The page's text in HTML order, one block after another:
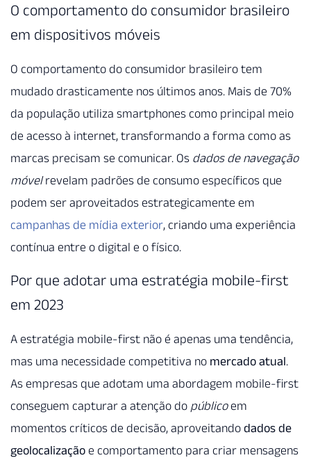
O comportamento do consumidor brasileiro
em dispositivos móveis
O comportamento do consumidor brasileiro tem
mudado drasticamente nos últimos anos. Mais de 70%
da população utiliza smartphones como principal meio
de acesso à internet, transformando a forma como as
marcas precisam se comunicar. Os dados de navegação
móvelrevelam padrões de consumo específicos que
podem ser aproveitados estrategicamente em
campanhas de mídia exterior, criando uma experiência
contínua entre o digital e o físico.
Por que adotar uma estratégia mobile-first
em 2023
A estratégia mobile-first não é apenas uma tendência,
mas uma necessidade competitiva no mercado atual.
As empresas que adotam uma abordagem mobile-first
conseguem capturar a atenção do públicoem
momentos críticos de decisão, aproveitando dados de
geolocalização e comportamento para criar mensagens